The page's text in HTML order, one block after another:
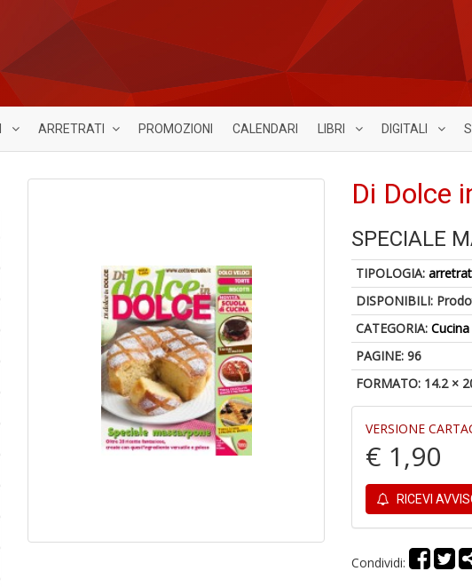
ARRETRATI PROMOZIONI CALENDARI LIBRI DIGITALI
Di Dolce
SPECIALE
TIPOLOGIA:
DISPONIBILI:
CATEGORIA:Cucina
PAGINE: 96
FORMATO: 14.2 ×
VERSIONE
€ 1,90
RICEVI
Condividi: